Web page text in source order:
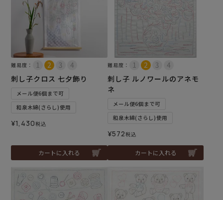
難易度：
刺し子クロス 七夕飾り
メール便6個まで可
和泉木綿(さらし)使用
¥1,430税込
カートに入れる
難易度：
刺し子 ルノワールのアネモ
ネ
メール便6個まで可
和泉木綿(さらし)使用
¥572税込
カートに入れる